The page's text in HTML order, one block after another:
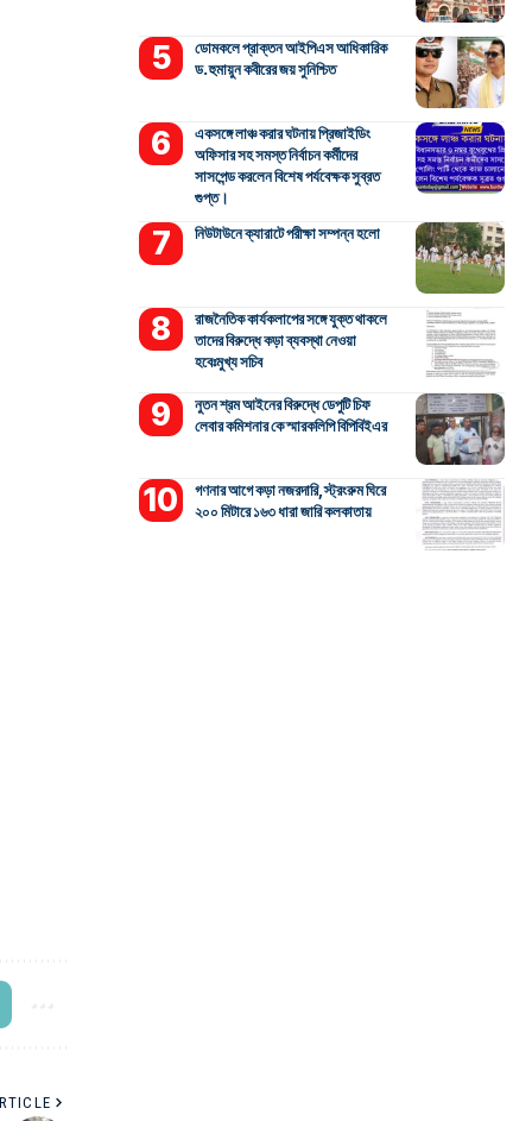
ডোমকলে প্রাক্তন আইপিএস আধিকারিক
ড. হুমায়ুন কবীরের জয় সুনিশ্চিত
একসঙ্গে লাঞ্চ করার ঘটনায় প্রিজাইডিং
অফিসার সহ সমস্ত নির্বাচন কর্মীদের
সাসপেন্ড করলেন বিশেষ পর্যবেক্ষক সুব্রত
গুপ্ত।
নিউটাউনে ক্যারাটে পরীক্ষা সম্পন্ন হলো
রাজনৈতিক কার্যকলাপের সঙ্গে যুক্ত থাকলে
তাদের বিরুদ্ধে কড়া ব্যবস্থা নেওয়া
হবেঃমুখ্য সচিব
নুতন শ্রম আইনের বিরুদ্ধে ডেপুটি চিফ
লেবার কমিশনার কে স্মারকলিপি বিপিবিইএর
গণনার আগে কড়া নজরদারি, স্ট্রংরুম ঘিরে
২০০ মিটারে ১৬৩ ধারা জারি কলকাতায়